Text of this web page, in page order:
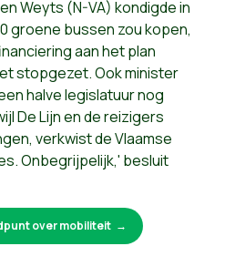
Weyts (N-VA) kondigde in
groene bussen zou kopen,
aan het plan
stopgezet. Ook minister
halve legislatuur nog
De Lijn en de reizigers
verkwist de Vlaamse
Onbegrijpelijk,' besluit
over mobiliteit